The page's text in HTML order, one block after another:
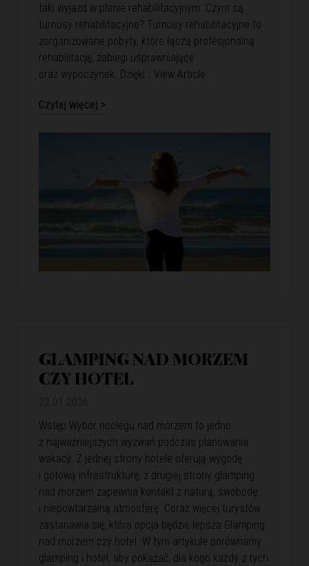
taki wyjazd w planie rehabilitacyjnym. Czym są
turnusy rehabilitacyjne? Turnusy rehabilitacyjne to
zorganizowane pobyty, które łączą profesjonalną
rehabilitację, zabiegi usprawniające
oraz wypoczynek. Dzięki… View Article
Czytaj więcej >
GLAMPING NAD MORZEM
CZY HOTEL
Wstęp Wybór noclegu nad morzem to jedno
z najważniejszych wyzwań podczas planowania
wakacji. Z jednej strony hotele oferują wygodę
i gotową infrastrukturę, z drugiej strony glamping
nad morzem zapewnia kontakt z naturą, swobodę
i niepowtarzalną atmosferę. Coraz więcej turystów
zastanawia się, która opcja będzie lepsza Glamping
nad morzem czy hotel. W tym artykule porównamy
glamping i hotel, aby pokazać, dla kogo każdy z tych